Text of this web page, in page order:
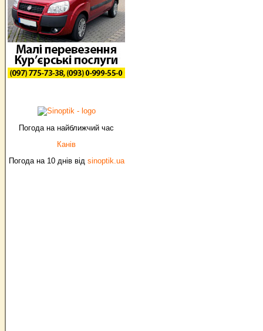
Погода на найближчий час
Канів
Погода на 10 днів від sinoptik.ua